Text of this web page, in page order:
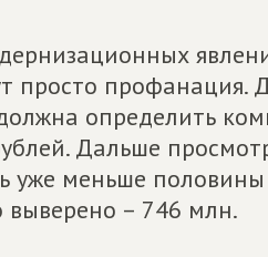
просто профанация.
определить
Дальше
уже меньше половины
выверено – 746 млн.